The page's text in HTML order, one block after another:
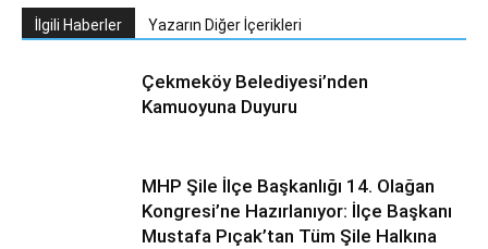
İlgili Haberler Yazarın Diğer İçerikleri
Çekmeköy Belediyesi’nden
Kamuoyuna Duyuru
MHP Şile İlçe Başkanlığı 14. Olağan
Kongresi’ne Hazırlanıyor: İlçe Başkanı
Mustafa Pıçak’tan Tüm Şile Halkına